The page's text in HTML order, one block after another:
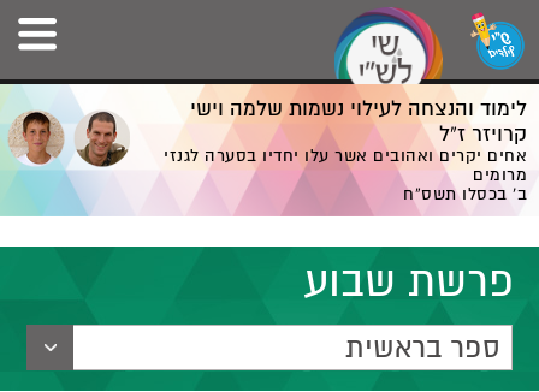
לימוד והנצחה לעילוי נשמות שלמה וישי
קרויזר ז”ל
אחים יקרים ואהובים אשר עלו יחדיו בסערה לגנזי
מרומים
ב' בכסלו תשס”ח
פרשת שבוע
ספר בראשית